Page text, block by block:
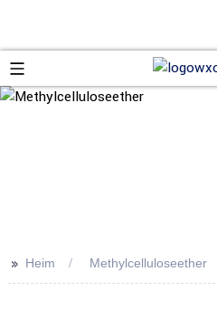
>> Heim Methylcelluloseether